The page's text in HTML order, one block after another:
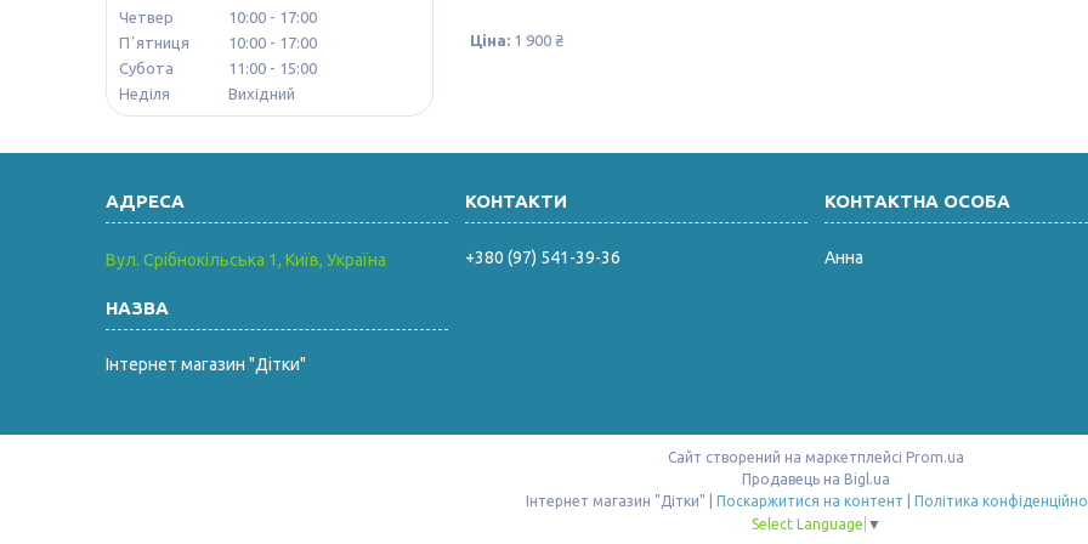
Ціна: 1 900 ₴
Четвер 10:00
17:00
Пʼятниця
10:00
17:00
Субота
11:00
15:00
Неділя
Вихідний
Вул. Срібнокільська 1, Київ, Україна
Інтернет магазин "Дітки"
+380 (97) 541-39-36 Анна
Сайт створений на маркетплейсі Prom.ua
Продавець на Bigl.ua
Поскаржитися на контент
Політика
Select Language ▼